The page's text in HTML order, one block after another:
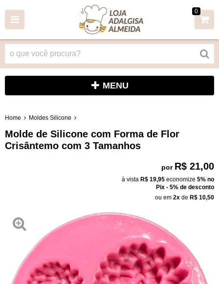
0
MENU
Home Moldes Silicone
Molde de Silicone com Forma de Flor
Crisântemo com 3 Tamanhos
por R$ 21,00
à vista R$ 19,95 economize 5% no
Pix - 5% de desconto
ou em 2x de R$ 10,50